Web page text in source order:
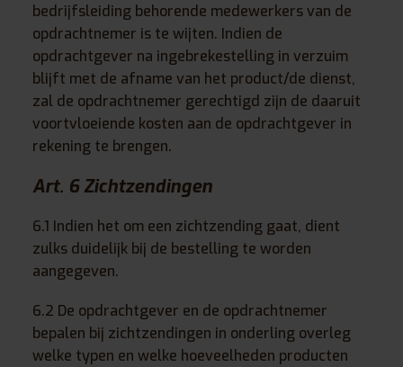
bedrijfsleiding behorende medewerkers van de
opdrachtnemer is te wijten. Indien de
opdrachtgever na ingebrekestelling in verzuim
blijft met de afname van het product/de dienst,
zal de opdrachtnemer gerechtigd zijn de daaruit
voortvloeiende kosten aan de opdrachtgever in
rekening te brengen.
Art. 6 Zichtzendingen
6.1 Indien het om een zichtzending gaat, dient
zulks duidelijk bij de bestelling te worden
aangegeven.
6.2 De opdrachtgever en de opdrachtnemer
bepalen bij zichtzendingen in onderling overleg
welke typen en welke hoeveelheden producten